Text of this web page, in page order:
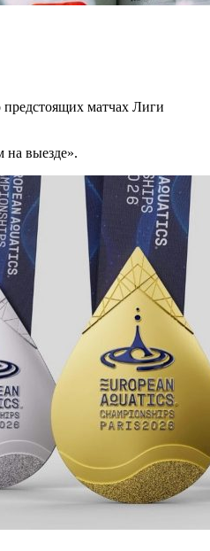
предстоящих матчах Лиги
на выезде».